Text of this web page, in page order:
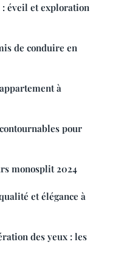
éveil et exploration
de conduire en
à
pour
monosplit 2024
et élégance à
des yeux : les